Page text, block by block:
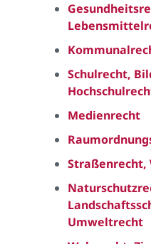
Schulrecht,
Medienrecht
Straßenrecht,
Umweltrecht